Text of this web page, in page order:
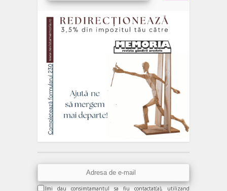
Imi dau consimtamantul sa fiu contactat(a), utilizand